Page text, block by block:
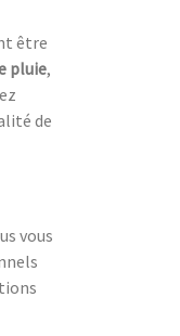
être
pluie,
de
vous